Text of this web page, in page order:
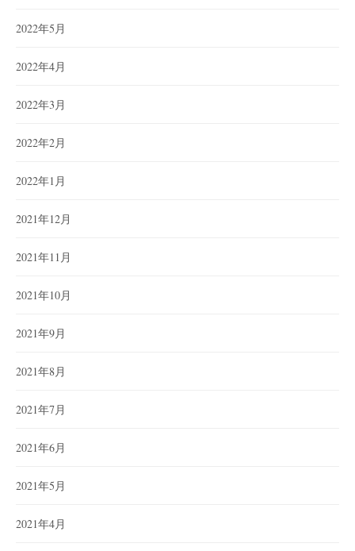
2022年5月
2022年4月
2022年3月
2022年2月
2022年1月
2021年12月
2021年11月
2021年10月
2021年9月
2021年8月
2021年7月
2021年6月
2021年5月
2021年4月